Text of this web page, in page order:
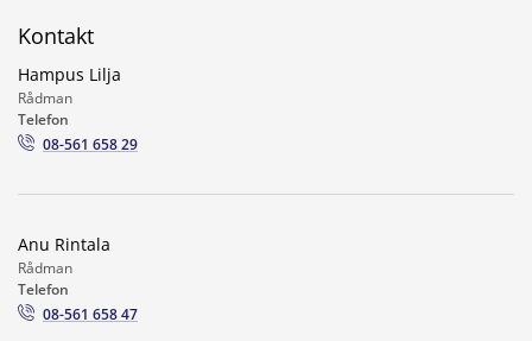
Kontakt
Hampus Lilja
Rådman
Telefon
08-561 658 29
Anu Rintala
Rådman
Telefon
08-561 658 47